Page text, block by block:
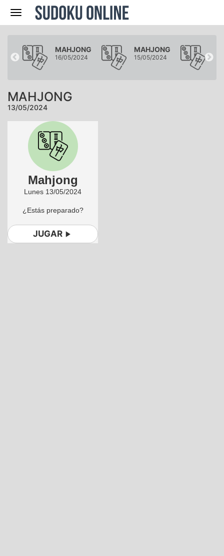
Navegación
MAHJONG
16/05/2024
MAHJONG
15/05/2024
MAHJONG
13/05/2024
Mahjong
Lunes 13/05/2024
¿Estás preparado?
JUGAR